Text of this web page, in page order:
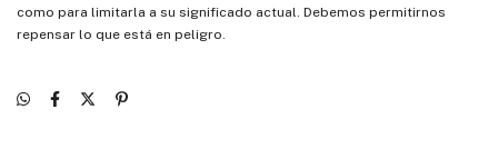
como para limitarla a su significado actual. Debemos permitirnos
repensar lo que está en peligro.